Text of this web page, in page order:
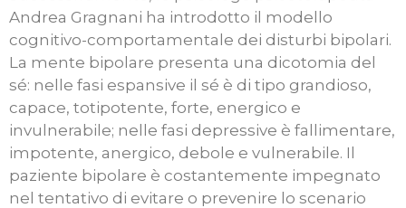
Andrea Gragnani ha introdotto il modello
cognitivo-comportamentale dei disturbi bipolari.
La mente bipolare presenta una dicotomia del
sé: nelle fasi espansive il sé è di tipo grandioso,
capace, totipotente, forte, energico e
invulnerabile; nelle fasi depressive è fallimentare,
impotente, anergico, debole e vulnerabile. Il
paziente bipolare è costantemente impegnato
nel tentativo di evitare o prevenire lo scenario